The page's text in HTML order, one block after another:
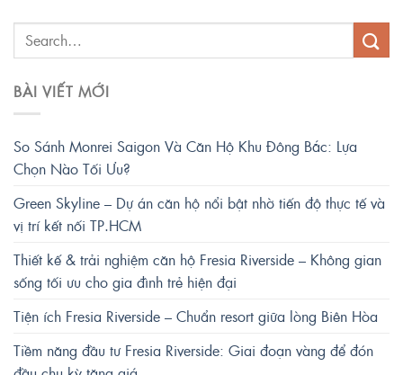
BÀI VIẾT MỚI
So Sánh Monrei Saigon Và Căn Hộ Khu Đông Bắc: Lựa
Chọn Nào Tối Ưu?
Green Skyline – Dự án căn hộ nổi bật nhờ tiến độ thực tế và
vị trí kết nối TP.HCM
Thiết kế & trải nghiệm căn hộ Fresia Riverside – Không gian
sống tối ưu cho gia đình trẻ hiện đại
Tiện ích Fresia Riverside – Chuẩn resort giữa lòng Biên Hòa
Tiềm năng đầu tư Fresia Riverside: Giai đoạn vàng để đón